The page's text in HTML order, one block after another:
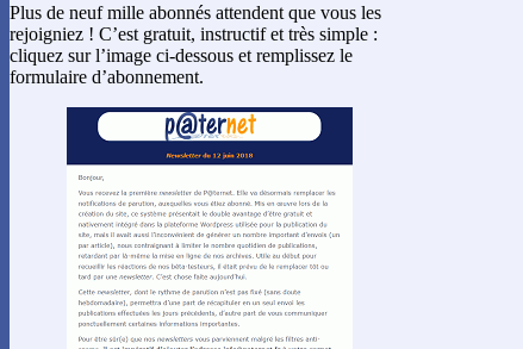
Plus de neuf mille abonnés attendent que vous les
rejoigniez ! C’est gratuit, instructif et très simple :
cliquez sur l’image ci-dessous et remplissez le
formulaire d’abonnement.